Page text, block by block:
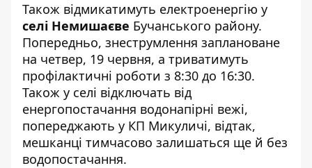
Також відмикатимуть електроенергію у
селі Немишаєве Бучанського району.
Попередньо, знеструмлення заплановане
на четвер, 19 червня, а триватимуть
профілактичні роботи з 8:30 до 16:30.
Також у селі відключать від
енергопостачання водонапірні вежі,
попереджають у КП Микуличі, відтак,
мешканці тимчасово залишаться ще й без
водопостачання.